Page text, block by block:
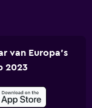
van Europa's
2023